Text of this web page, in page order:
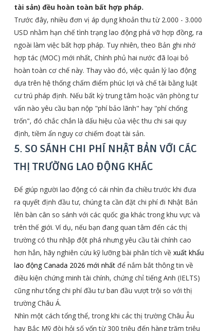
tài sản) đều hoàn toàn bất hợp pháp.
Trước đây, nhiều đơn vị áp dụng khoản thu từ 2.000 - 3.000
USD nhằm hạn chế tình trạng lao động phá vỡ hợp đồng, ra
ngoài làm việc bất hợp pháp. Tuy nhiên, theo Bản ghi nhớ
hợp tác (MOC) mới nhất, Chính phủ hai nước đã loại bỏ
hoàn toàn cơ chế này. Thay vào đó, việc quản lý lao động
dựa trên hệ thống chấm điểm phúc lợi và chế tài bằng luật
cư trú pháp định. Nếu bất kỳ trung tâm hoặc văn phòng tư
vấn nào yêu cầu bạn nộp "phí bảo lãnh" hay "phí chống
trốn", đó chắc chắn là dấu hiệu của việc thu chi sai quy
định, tiềm ẩn nguy cơ chiếm đoạt tài sản.
5. SO SÁNH CHI PHÍ NHẬT BẢN VỚI CÁC
THỊ TRƯỜNG LAO ĐỘNG KHÁC
Để giúp người lao động có cái nhìn đa chiều trước khi đưa
ra quyết định đầu tư, chúng ta cần đặt chi phí đi Nhật Bản
lên bàn cân so sánh với các quốc gia khác trong khu vực và
trên thế giới. Ví dụ, nếu bạn đang quan tâm đến các thị
trường có thu nhập đột phá nhưng yêu cầu tài chính cao
hơn hẳn, hãy nghiên cứu kỹ lưỡng bài phân tích về xuất khẩu
lao động Canada 2026 mới nhấtđể nắm bắt thông tin về
điều kiện chứng minh tài chính, chứng chỉ tiếng Anh (IELTS)
cũng như tổng chi phí đầu tư ban đầu vượt trội so với thị
trường Châu Á.
Nhìn một cách tổng thể, trong khi các thị trường Châu Âu
hay Bắc Mỹ đòi hỏi số vốn từ 300 triệu đến hàng trăm triệu